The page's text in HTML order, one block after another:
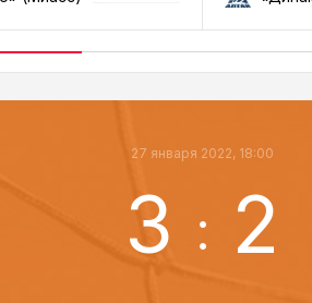
27 января 2022, 18:00
3 : 2